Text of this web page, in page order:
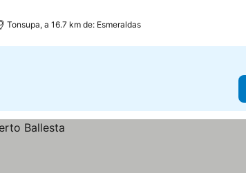
Tonsupa, a 16.7 km de: Esmeraldas